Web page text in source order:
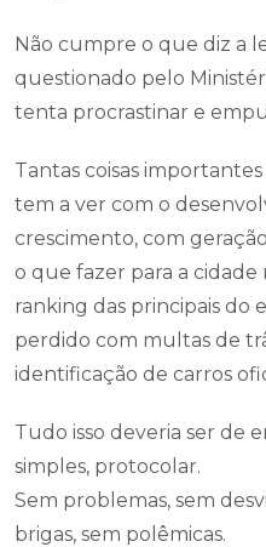
Não cumpre o que diz a
questionado pelo
tenta procrastinar e
Tantas coisas
tem a ver com o
crescimento, com
o que fazer para a
ranking das principais do
perdido com multas de
identificação de carros
Tudo isso deveria ser de
simples, protocolar.
Sem problemas, sem
brigas, sem polêmicas.